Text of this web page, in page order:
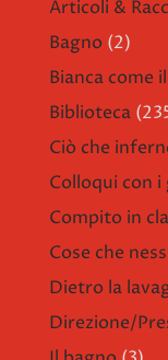
Articoli &
Bagno (2)
Bianca come
Biblioteca
Ciò che
Colloqui con
Compito in
Cose che
Dietro la
Direzione/